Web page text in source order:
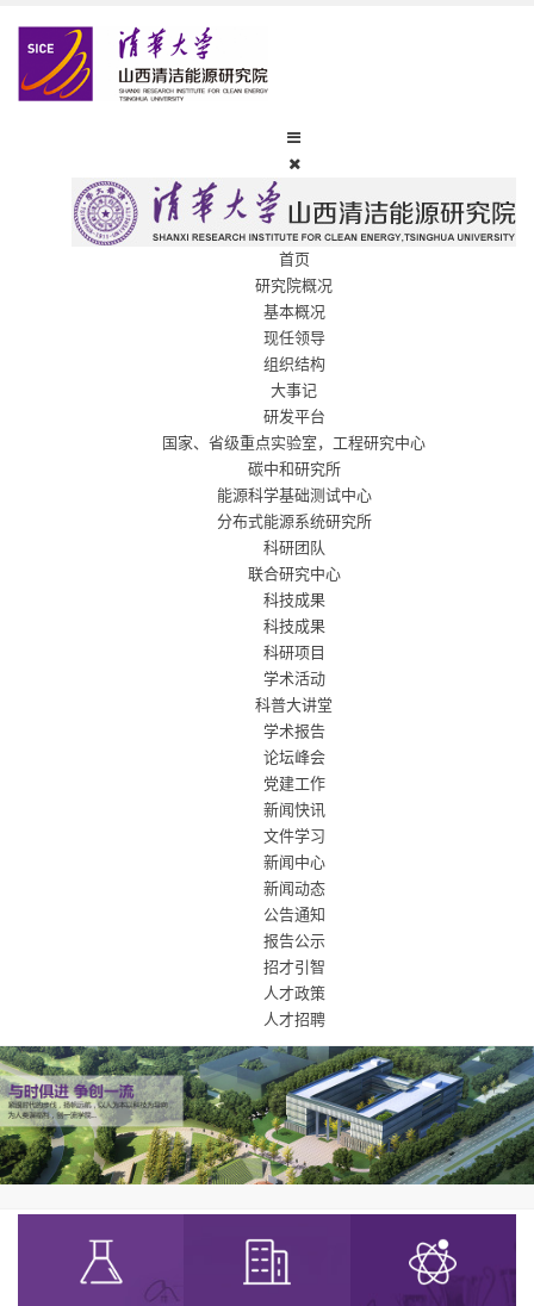
首页
研究院概况
基本概况
现任领导
组织结构
大事记
研发平台
国家、省级重点实验室，工程研究中心
碳中和研究所
能源科学基础测试中心
分布式能源系统研究所
科研团队
联合研究中心
科技成果
科技成果
科研项目
学术活动
科普大讲堂
学术报告
论坛峰会
党建工作
新闻快讯
文件学习
新闻中心
新闻动态
公告通知
报告公示
招才引智
人才政策
人才招聘